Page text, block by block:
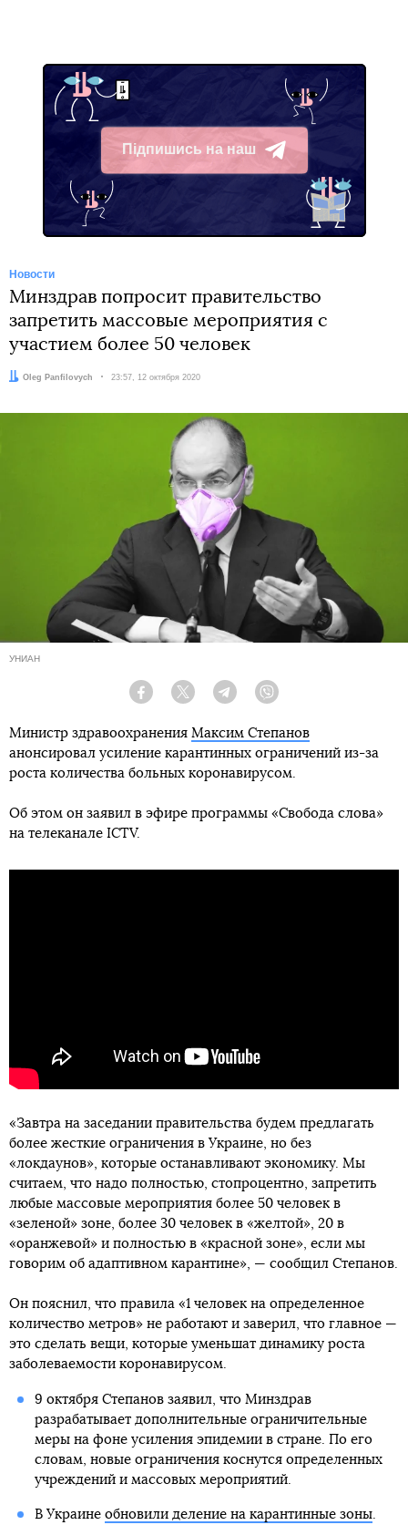
Підпишись на наш
Telegram
Новости
Минздрав попросит правительство
запретить массовые мероприятия с
участием более 50 человек
Автор:
Oleg Panfilovych Дата:
23:57, 12 октября 2020
УНИАН
Facebook Twitter Telegram
Министр здравоохранения Максим Степанов
анонсировал усиление карантинных ограничений из-за
роста количества больных коронавирусом.
Об этом он заявил в эфире программы «Свобода слова»
на телеканале ICTV.
«Завтра на заседании правительства будем предлагать
более жесткие ограничения в Украине, но без
«локдаунов», которые останавливают экономику. Мы
считаем, что надо полностью, стопроцентно, запретить
любые массовые мероприятия более 50 человек в
«зеленой» зоне, более 30 человек в «желтой», 20 в
«оранжевой» и полностью в «красной зоне», если мы
говорим об адаптивном карантине», — сообщил Степанов.
Он пояснил, что правила «1 человек на определенное
количество метров» не работают и заверил, что главное —
это сделать вещи, которые уменьшат динамику роста
заболеваемости коронавирусом.
9 октября Степанов заявил, что Минздрав
разрабатывает дополнительные ограничительные
меры на фоне усиления эпидемии в стране. По его
словам, новые ограничения коснутся определенных
учреждений и массовых мероприятий.
В Украине обновили деление на карантинные зоны.